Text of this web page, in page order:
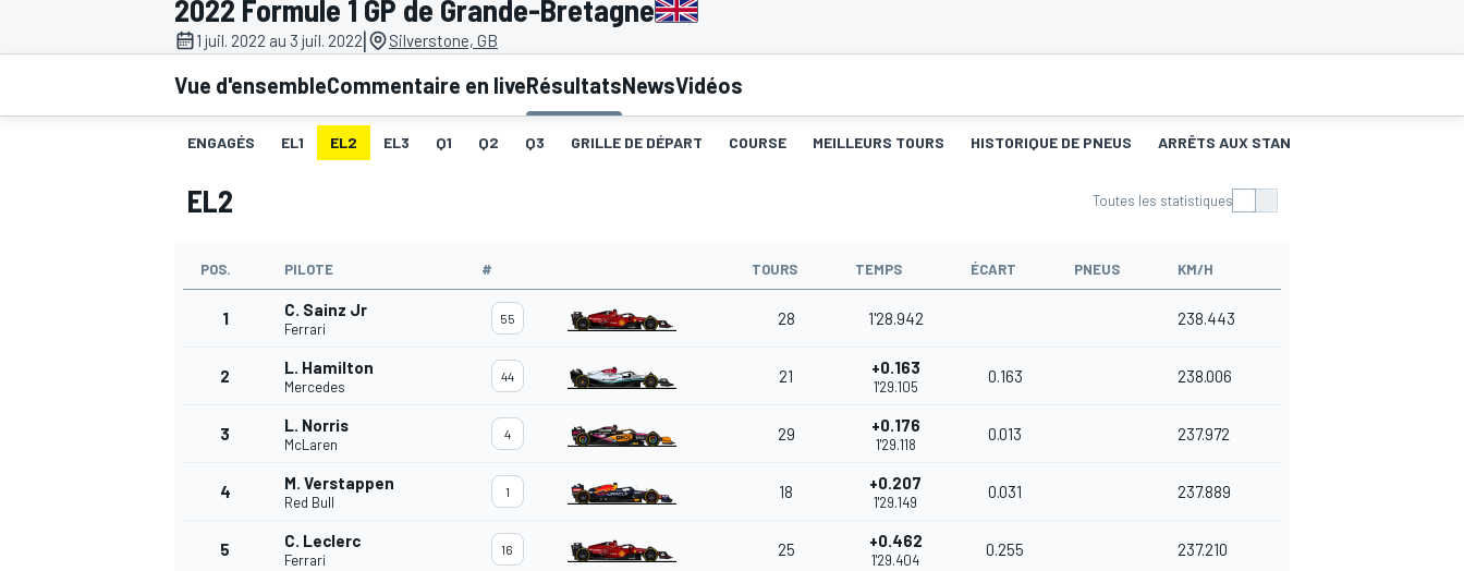
2022 Formule 1 GP de Grande-Bretagne
1 juil. 2022 au 3 juil. 2022| Silverstone, GB
Vue d'ensembleCommentaire en liveRésultatsNewsVidéos
ENGAGÉS EL1 EL2 EL3 Q1 Q2 Q3 GRILLE DE DÉPART COURSE MEILLEURS TOURS HISTORIQUE DE PNEUS ARRÊTS AUX STANDS
EL2 Toutes les statistiques
POS. PILOTE # TOURS TEMPS ÉCART PNEUS KM/H
1 C. Sainz Jr
Ferrari
55 28 1'28.942 238.443
2 L. Hamilton
Mercedes
44 21 +0.163
1'29.105
0.163 238.006
3 L. Norris
McLaren
4 29 +0.176
1'29.118
0.013 237.972
4 M. Verstappen
Red Bull
1 18 +0.207
1'29.149
0.031 237.889
5 C. Leclerc
Ferrari
16 25 +0.462
1'29.404
0.255 237.210